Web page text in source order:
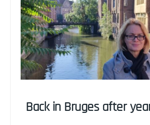
Back in Bruges after